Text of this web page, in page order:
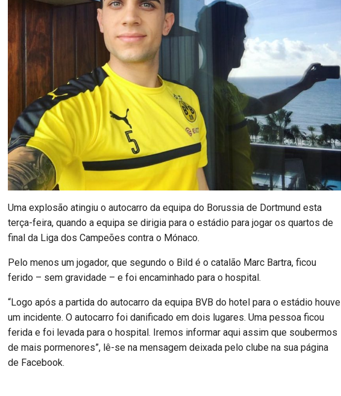
Uma explosão atingiu o autocarro da equipa do Borussia de Dortmund esta
terça-feira, quando a equipa se dirigia para o estádio para jogar os quartos de
final da Liga dos Campeões contra o Mónaco.
Pelo menos um jogador, que segundo o Bild é o catalão Marc Bartra, ficou
ferido – sem gravidade – e foi encaminhado para o hospital.
“Logo após a partida do autocarro da equipa BVB do hotel para o estádio houve
um incidente. O autocarro foi danificado em dois lugares. Uma pessoa ficou
ferida e foi levada para o hospital. Iremos informar aqui assim que soubermos
de mais pormenores”, lê-se na mensagem deixada pelo clube na sua página
de Facebook.